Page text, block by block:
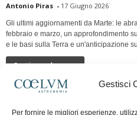
Gestisci
Per fornire le migliori esperienze,
Antonio Piras - 17 Giugno 2026
Gli ultimi aggiornamenti da Marte: le
febbraio e marzo, un approfondimento
e le basi sulla Terra e un'anticipazione
Continua a leggere